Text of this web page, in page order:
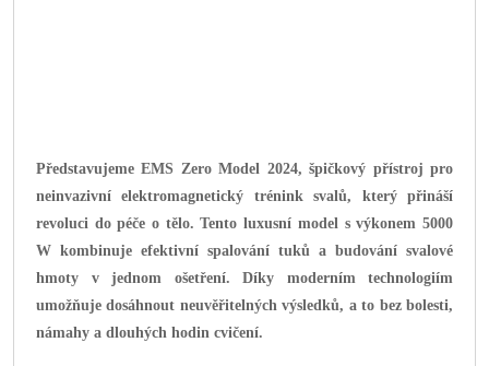
Představujeme EMS Zero Model 2024, špičkový přístroj pro
neinvazivní elektromagnetický trénink svalů, který přináší
revoluci do péče o tělo. Tento luxusní model s výkonem 5000
W kombinuje efektivní spalování tuků a budování svalové
hmoty v jednom ošetření. Díky moderním technologiím
umožňuje dosáhnout neuvěřitelných výsledků, a to bez bolesti,
námahy a dlouhých hodin cvičení.